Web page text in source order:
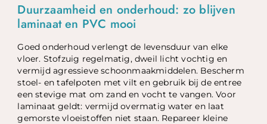
Duurzaamheid en onderhoud: zo blijven
laminaat en PVC mooi
Goed onderhoud verlengt de levensduur van elke
vloer. Stofzuig regelmatig, dweil licht vochtig en
vermijd agressieve schoonmaakmiddelen. Bescherm
stoel- en tafelpoten met vilt en gebruik bij de entree
een stevige mat om zand en vocht te vangen. Voor
laminaat geldt: vermijd overmatig water en laat
gemorste vloeistoffen niet staan. Repareer kleine